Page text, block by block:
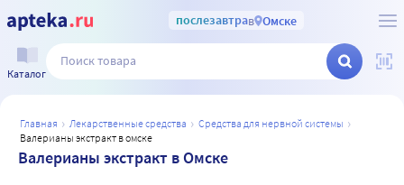
послезавтрав Омске
Каталог
главная лекарственные средства
средства для нервной системы
валерианы экстракт в омске
Валерианы экстракт в Омске